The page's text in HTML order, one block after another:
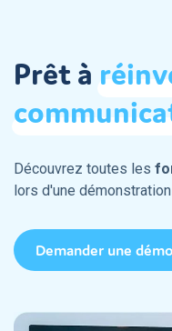
Prêt à
Découvrez toutes les
lors d'une
Demander une